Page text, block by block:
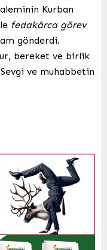
Kurban
fedakârca görev
gönderdi.
bereket ve birlik
ve muhabbetin